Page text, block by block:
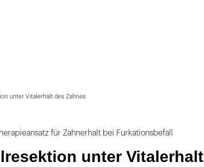
unter Vitalerhalt des Zahnes
für Zahnerhalt bei Furkationsbefall
unter Vitalerhalt